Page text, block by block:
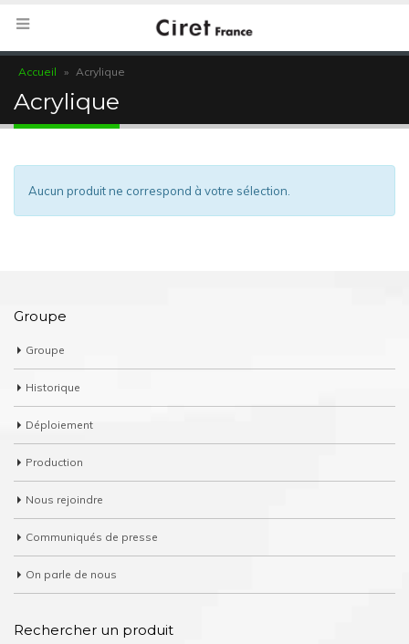
Accueil » Acrylique
Acrylique
Aucun produit ne correspond à votre sélection.
Groupe
Groupe
Historique
Déploiement
Production
Nous rejoindre
Communiqués de presse
On parle de nous
Rechercher un produit